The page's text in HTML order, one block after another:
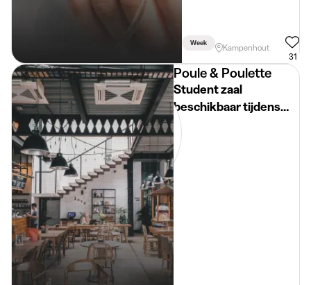
Week
Kampenhout
31
Poule & Poulette
Student zaal
beschikbaar tijdens
examenperiode!!!